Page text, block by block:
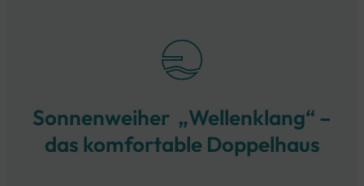
Sonnenweiher „Wellenklang“ –
das komfortable Doppelhaus